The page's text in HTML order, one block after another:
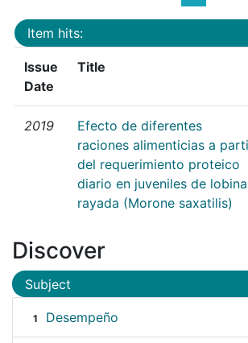
Item hits:
Issue
Date
Title
2019
Efecto de diferentes
raciones alimenticias a
del requerimiento proteico
diario en juveniles de lobina
rayada (Morone saxatilis)
Discover
Subject
1 Desempeño